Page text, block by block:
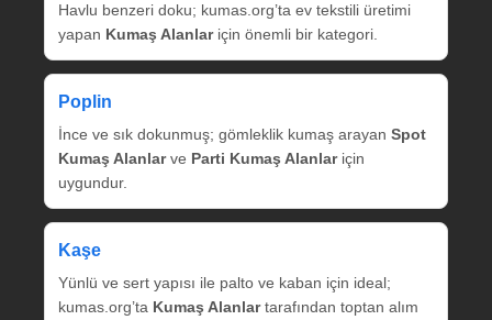
Havlu benzeri doku; kumas.org’ta ev tekstili üretimi
yapan Kumaş Alanlariçin önemli bir kategori.
Poplin
İnce ve sık dokunmuş; gömleklik kumaş arayan Spot
Kumaş Alanlarve Parti Kumaş Alanlariçin
uygundur.
Kaşe
Yünlü ve sert yapısı ile palto ve kaban için ideal;
kumas.org’ta Kumaş Alanlartarafından toptan alım